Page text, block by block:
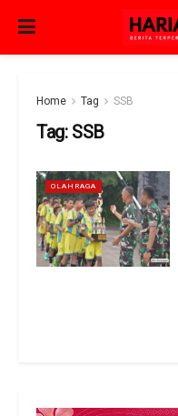
Home Tag SSB
Tag: SSB
OLAHRAGA